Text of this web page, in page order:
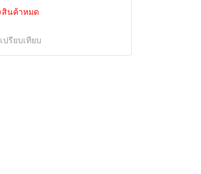
สินค้าหมด
เปรียบเทียบ